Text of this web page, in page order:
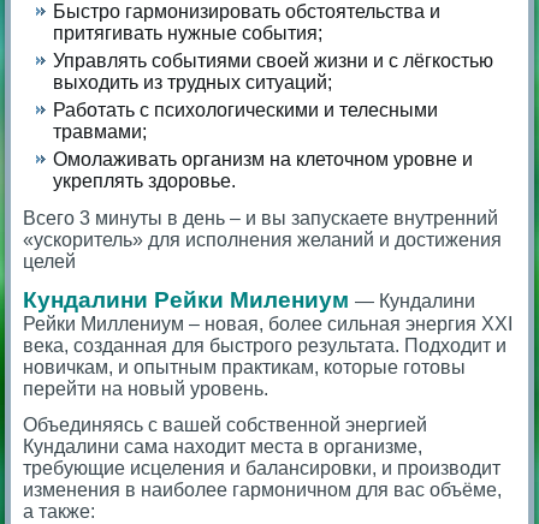
Быстро гармонизировать обстоятельства и
притягивать нужные события;
Управлять событиями своей жизни и с лёгкостью
выходить из трудных ситуаций;
Работать с психологическими и телесными
травмами;
Омолаживать организм на клеточном уровне и
укреплять здоровье.
Всего 3 минуты в день – и вы запускаете внутренний
«ускоритель» для исполнения желаний и достижения
целей
Кундалини Рейки Милениум — Кундалини
Рейки Миллениум – новая, более сильная энергия XXI
века, созданная для быстрого результата. Подходит и
новичкам, и опытным практикам, которые готовы
перейти на новый уровень.
Объединяясь с вашей собственной энергией
Кундалини сама находит места в организме,
требующие исцеления и балансировки, и производит
изменения в наиболее гармоничном для вас объёме,
а также: